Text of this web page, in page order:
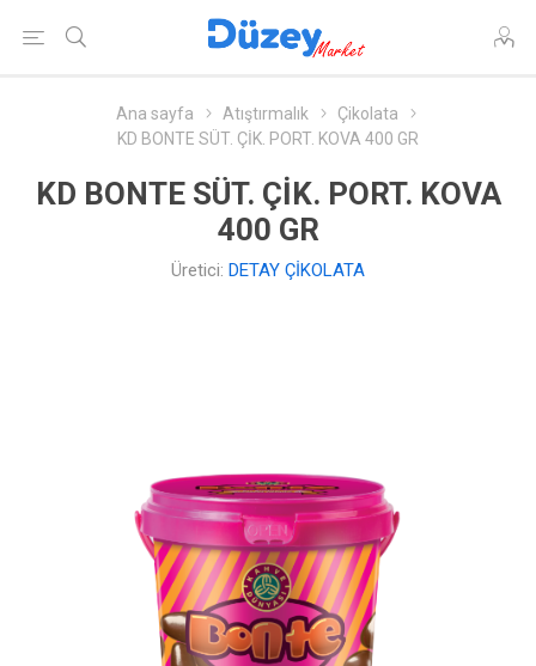
Ana sayfa Atıştırmalık
Çikolata
KD BONTE SÜT. ÇİK. PORT. KOVA 400 GR
KD BONTE SÜT. ÇİK. PORT. KOVA
400 GR
Üretici: DETAY ÇİKOLATA